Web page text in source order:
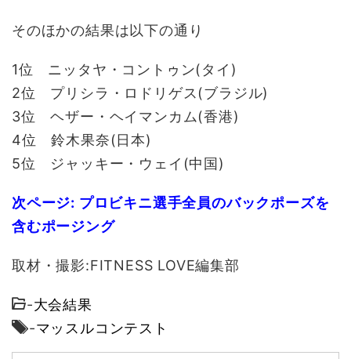
そのほかの結果は以下の通り
1位 ニッタヤ・コントゥン(タイ)
2位 プリシラ・ロドリゲス(ブラジル)
3位 ヘザー・ヘイマンカム(香港)
4位 鈴木果奈(日本)
5位 ジャッキー・ウェイ(中国)
次ページ: プロビキニ選手全員のバックポーズを
含むポージング
取材・撮影:FITNESS LOVE編集部
-大会結果
-マッスルコンテスト